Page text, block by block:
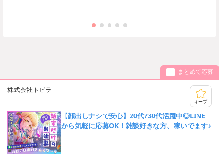
まとめて応募
キープ
株式会社トビラ
【顔出しナシで安心】20代?30代活躍中◎LINE
から気軽に応募OK！雑談好きな方、稼いでます♪